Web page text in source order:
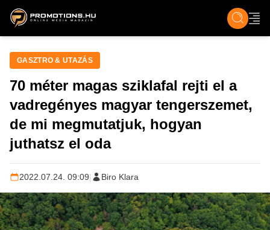
ZENE, FILM & KULT ÉLET TECH &
GASZTRO & UTAZÁS
70 méter magas sziklafal rejti el a
vadregényes magyar tengerszemet,
de mi megmutatjuk, hogyan
juthatsz el oda
2022.07.24. 09:09| Biro Klara